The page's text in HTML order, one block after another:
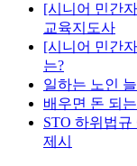
[시니어 민간
교육지도사
[시니어 민간
는?
일하는 노인
배우면 돈 되
STO 하위법규
제시